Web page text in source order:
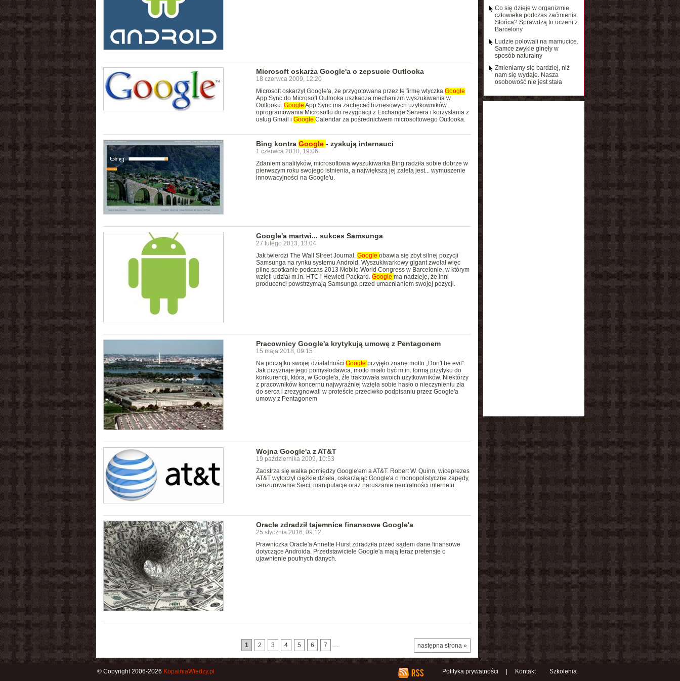
Microsoft oskarża Google'a o zepsucie Outlooka
18 czerwca 2009, 12:20
Microsoft oskarżył Google'a, że przygotowana przez tę firmę wtyczka Google
App Sync do Microsoft Outlooka uszkadza mechanizm wyszukiwania w
Outlooku. Google App Sync ma zachęcać biznesowych użytkowników
oprogramowania Microsoftu do rezygnacji z Exchange Servera i korzystania z
usług Gmail i Google Calendar za pośrednictwem microsoftowego Outlooka.
Bing kontra Google - zyskują internauci
1 czerwca 2010, 19:06
Zdaniem analityków, microsoftowa wyszukiwarka Bing radziła sobie dobrze w
pierwszym roku swojego istnienia, a największą jej zaletą jest... wymuszenie
innowacyjności na Google'u.
Google'a martwi... sukces Samsunga
27 lutego 2013, 13:04
Jak twierdzi The Wall Street Journal, Google obawia się zbyt silnej pozycji
Samsunga na rynku systemu Android. Wyszukiwarkowy gigant zwołał więc
pilne spotkanie podczas 2013 Mobile World Congress w Barcelonie, w którym
wzięli udział m.in. HTC i Hewlett-Packard. Google ma nadzieję, że inni
producenci powstrzymają Samsunga przed umacnianiem swojej pozycji.
Pracownicy Google'a krytykują umowę z Pentagonem
15 maja 2018, 09:15
Na początku swojej działalności Google przyjęło znane motto „Don't be evil”.
Jak przyznaje jego pomysłodawca, motto miało być m.in. formą przytyku do
konkurencji, która, w Google'a, źle traktowała swoich użytkowników. Niektórzy
z pracowników koncernu najwyraźniej wzięła sobie hasło o nieczynieniu zła
do serca i zrezygnowali w proteście przeciwko podpisaniu przez Google'a
umowy z Pentagonem
Wojna Google'a z AT&T
19 października 2009, 10:53
Zaostrza się walka pomiędzy Google'em a AT&T. Robert W. Quinn, wiceprezes
AT&T wytoczył ciężkie działa, oskarżając Google'a o monopolistyczne zapędy,
cenzurowanie Sieci, manipulacje oraz naruszanie neutralności internetu.
Oracle zdradził tajemnice finansowe Google'a
25 stycznia 2016, 09:12
Prawniczka Oracle'a Annette Hurst zdradziła przed sądem dane finansowe
dotyczące Androida. Przedstawiciele Google'a mają teraz pretensje o
ujawnienie poufnych danych.
następna strona »
1 2 3 4 5 6 7 …
Co się dzieje w organizmie
człowieka podczas zaćmienia
Słońca? Sprawdzą to uczeni z
Barcelony
Ludzie polowali na mamucice.
Samce zwykle ginęły w
sposób naturalny
Zmieniamy się bardziej, niż
nam się wydaje. Nasza
osobowość nie jest stała
Polityka prywatności Kontakt Szkolenia
© Copyright 2006-2026 KopalniaWiedzy.pl